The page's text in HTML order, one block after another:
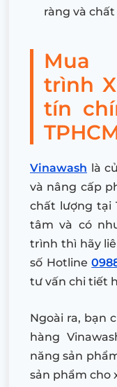
ràng và
Mua
trình
tín
Vinawash là
và nâng cấp
chất lượng tại
tâm và có
trình thì hãy
số Hotline
tư vấn chi tiết
Ngoài ra, bạn
hàng
năng sản
sản phẩm cho